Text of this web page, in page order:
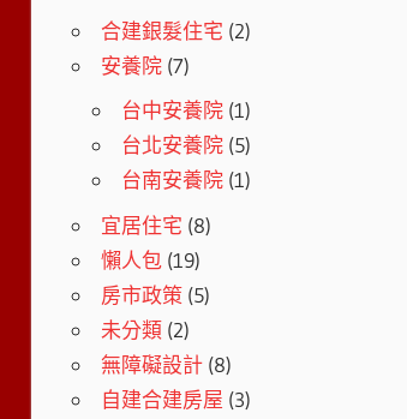
合建銀髮住宅 (2)
安養院(7)
台中安養院(1)
台北安養院(5)
台南安養院(1)
宜居住宅 (8)
懶人包(19)
房市政策(5)
未分類(2)
無障礙設計(8)
自建合建房屋 (3)